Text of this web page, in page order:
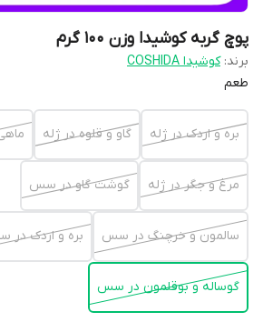
پوچ گربه کوشیدا وزن 100 گرم
برند: کوشیدا COSHIDA
طعم
بره و اردک در ژله گاو و قلوه در ژله
مرغ و جگر در ژله گوشت گاو در سس
سالمون و خرچنگ در سس بره و اردک
گوساله و بوقلمون در سس